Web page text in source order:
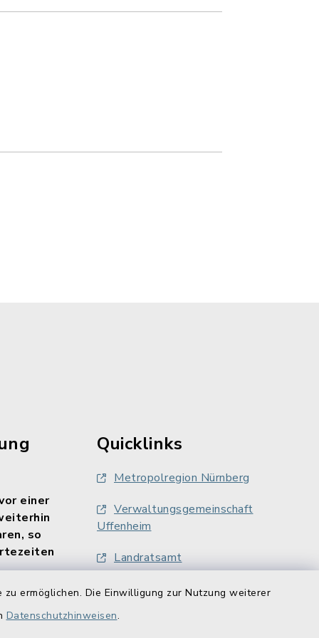
ermöglichen. Die Einwilligung zur Nutzung weiterer
Datenschutzhinweisen.
einer
so
gebucht
Quicklinks
Metropolregion Nürnberg
Verwaltungsgemeinschaft
Uffenheim
Landratsamt
Finanzamt Uffenheim
LAG Südlicher Steigerwald